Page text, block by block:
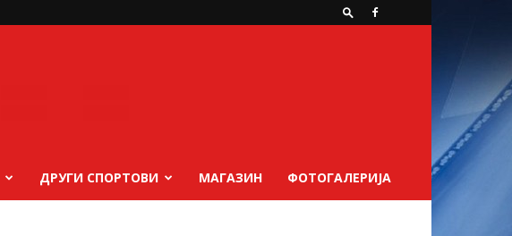
ДРУГИ СПОРТОВИ МАГАЗИН ФОТОГАЛЕРИЈА